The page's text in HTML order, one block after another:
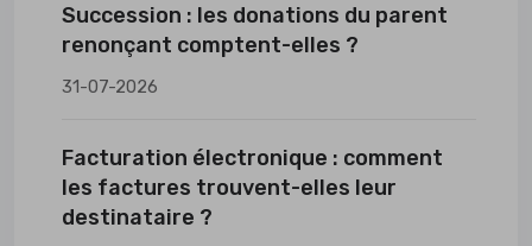
Succession : les donations du parent
renonçant comptent-elles ?
31-07-2026
Facturation électronique : comment
les factures trouvent-elles leur
destinataire ?